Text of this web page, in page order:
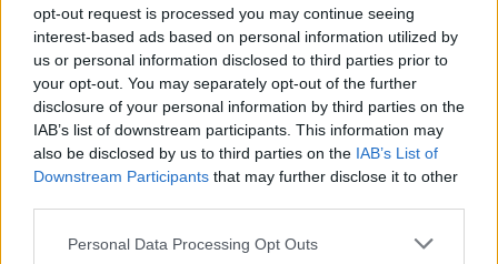
opt-out request is processed you may continue seeing
interest-based ads based on personal information utilized by
us or personal information disclosed to third parties prior to
your opt-out. You may separately opt-out of the further
disclosure of your personal information by third parties on the
IAB’s list of downstream participants. This information may
also be disclosed by us to third parties on the IAB’s List of
Downstream Participants that may further disclose it to other
Personal Data Processing Opt Outs
Trump näytti keskisormea huutelijalle – Katso video!